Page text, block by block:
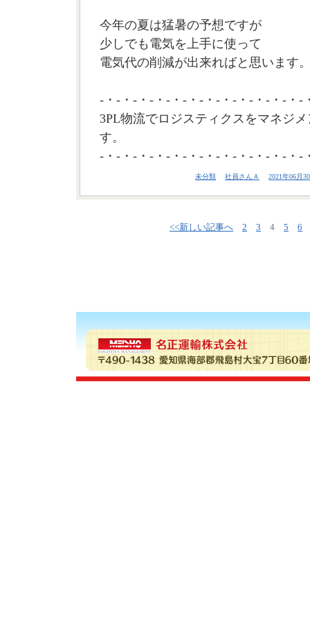
今年の夏は猛暑の予想ですが
少しでも電気を上手に使って
電気代の削減が出来ればと思います
-・-・-・-・-・-・-・-・-・-・-・-・-
3PL物流でロジスティクスをマネジ
す。
-・-・-・-・-・-・-・-・-・-・-・-・-
未分類 社員さんＡ 2021年06月
<<新しい記事へ 2 3 4 5 6